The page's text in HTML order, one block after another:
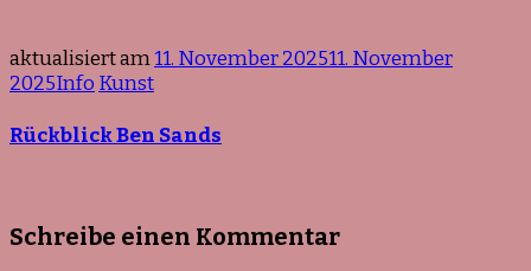
aktualisiert am11. November 202511. November
2025Info Kunst
Rückblick Ben Sands
Schreibe einen Kommentar